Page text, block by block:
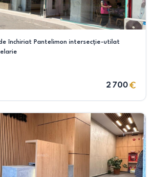
închiriat Pantelimon intersecție-utilat
2 700